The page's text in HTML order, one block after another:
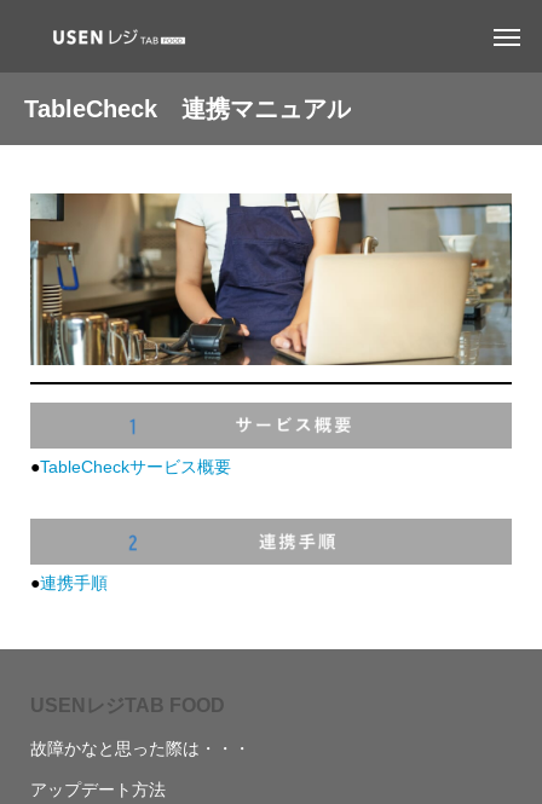
TableCheck 連携マニュアル
●TableCheckサービス概要
●連携手順
USENレジTAB FOOD
故障かなと思った際は・・・
アップデート方法